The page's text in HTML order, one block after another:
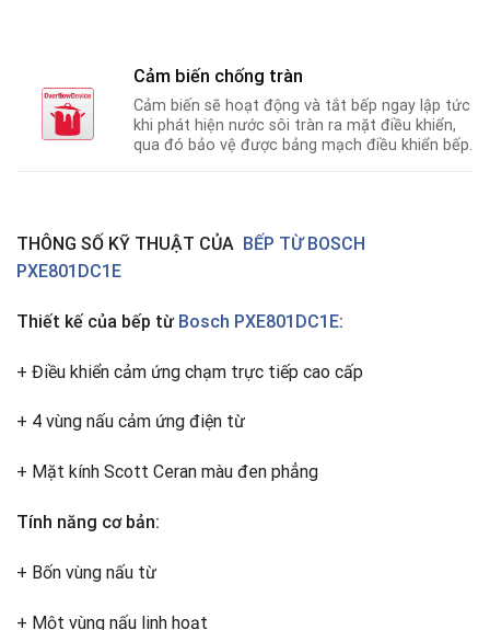
Cảm biến chống tràn
Cảm biến sẽ hoạt động và tắt bếp ngay lập tức
khi phát hiện nước sôi tràn ra mặt điều khiển,
qua đó bảo vệ được bảng mạch điều khiển bếp.
THÔNG SỐ KỸ THUẬT CỦA BẾP TỪ BOSCH
PXE801DC1E
Thiết kế của bếp từ Bosch PXE801DC1E:
+ Điều khiển cảm ứng chạm trực tiếp cao cấp
+ 4 vùng nấu cảm ứng điện từ
+ Mặt kính Scott Ceran màu đen phẳng
Tính năng cơ bản:
+ Bốn vùng nấu từ
+ Một vùng nấu linh hoạt